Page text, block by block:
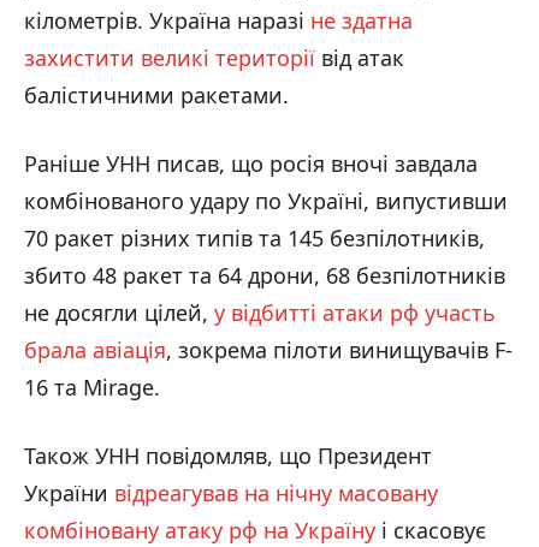
кілометрів. Україна наразі не здатна
захистити великі території від атак
балістичними ракетами.
Раніше УНН писав, що росія вночі завдала
комбінованого удару по Україні, випустивши
70 ракет різних типів та 145 безпілотників,
збито 48 ракет та 64 дрони, 68 безпілотників
не досягли цілей, у відбитті атаки рф участь
брала авіація, зокрема пілоти винищувачів F-
16 та Mirage.
Також УНН повідомляв, що Президент
України відреагував на нічну масовану
комбіновану атаку рф на Україну і скасовує